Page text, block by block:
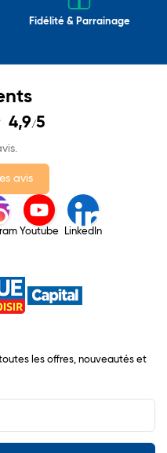
Fidélité & Parrainage
4,9/5
avis
Youtube LinkedIn
les offres, nouveautés et